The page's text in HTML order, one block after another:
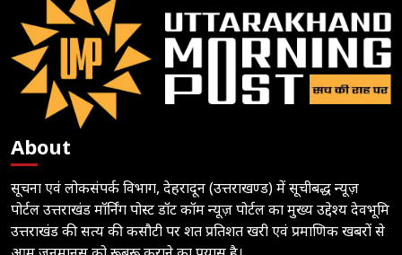
About
सूचना एवं लोकसंपर्क विभाग, देहरादून (उत्तराखण्ड) में सूचीबद्ध न्यूज़
पोर्टल उत्तराखंड मॉर्निंग पोस्ट डॉट कॉम न्यूज़ पोर्टल का मुख्य उद्देश्य देवभूमि
उत्तराखंड की सत्य की कसौटी पर शत प्रतिशत खरी एवं प्रमाणिक खबरों से